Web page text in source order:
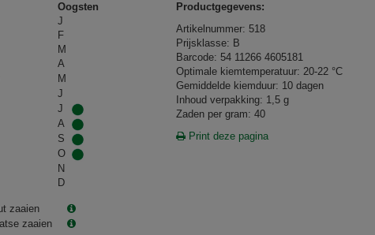
Oogsten
J
F
M
A
M
J
J
A
S
O
N
D
zaaien
zaaien
Productgegevens:
Artikelnummer: 518
Prijsklasse: B
Barcode: 54 11266 4605181
Optimale kiemtemperatuur: 20-22 °C
Gemiddelde kiemduur: 10 dagen
Inhoud verpakking: 1,5 g
Zaden per gram: 40
Print deze pagina